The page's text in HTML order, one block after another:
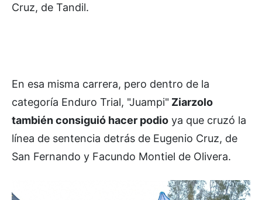
Cruz, de Tandil.
En esa misma carrera, pero dentro de la
categoría Enduro Trial, "Juampi" Ziarzolo
también consiguió hacer podio ya que cruzó la
línea de sentencia detrás de Eugenio Cruz, de
San Fernando y Facundo Montiel de Olivera.